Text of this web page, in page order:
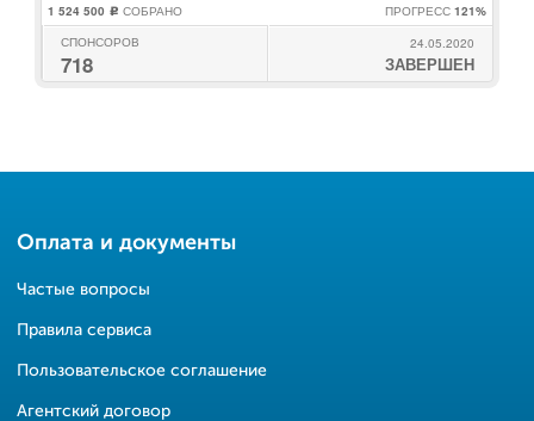
1 524 500 c СОБРАНО ПРОГРЕСС 121%
СПОНСОРОВ
718
24.05.2020
ЗАВЕРШЕН
Оплата и документы
Частые вопросы
Правила сервиса
Пользовательское соглашение
Агентский договор